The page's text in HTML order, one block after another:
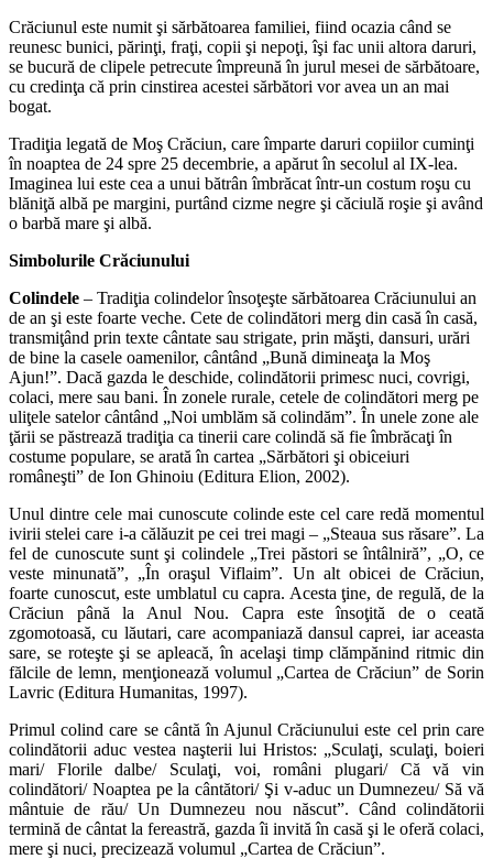
Crăciunul este numit şi sărbătoarea familiei, fiind ocazia când se
reunesc bunici, părinţi, fraţi, copii şi nepoţi, îşi fac unii altora daruri,
se bucură de clipele petrecute împreună în jurul mesei de sărbătoare,
cu credinţa că prin cinstirea acestei sărbători vor avea un an mai
bogat.
Tradiţia legată de Moş Crăciun, care împarte daruri copiilor cuminţi
în noaptea de 24 spre 25 decembrie, a apărut în secolul al IX-lea.
Imaginea lui este cea a unui bătrân îmbrăcat într-un costum roşu cu
blăniţă albă pe margini, purtând cizme negre şi căciulă roşie şi având
o barbă mare şi albă.
Simbolurile Crăciunului
Colindele – Tradiţia colindelor însoţeşte sărbătoarea Crăciunului an
de an şi este foarte veche. Cete de colindători merg din casă în casă,
transmiţând prin texte cântate sau strigate, prin măşti, dansuri, urări
de bine la casele oamenilor, cântând „Bună dimineaţa la Moş
Ajun!”. Dacă gazda le deschide, colindătorii primesc nuci, covrigi,
colaci, mere sau bani. În zonele rurale, cetele de colindători merg pe
uliţele satelor cântând „Noi umblăm să colindăm”. În unele zone ale
ţării se păstrează tradiţia ca tinerii care colindă să fie îmbrăcaţi în
costume populare, se arată în cartea „Sărbători şi obiceiuri
româneşti” de Ion Ghinoiu (Editura Elion, 2002).
Unul dintre cele mai cunoscute colinde este cel care redă momentul
ivirii stelei care i-a călăuzit pe cei trei magi – „Steaua sus răsare”. La
fel de cunoscute sunt şi colindele „Trei păstori se întâlniră”, „O, ce
veste minunată”, „În oraşul Viflaim”. Un alt obicei de Crăciun,
foarte cunoscut, este umblatul cu capra. Acesta ţine, de regulă, de la
Crăciun până la Anul Nou. Capra este însoţită de o ceată
zgomotoasă, cu lăutari, care acompaniază dansul caprei, iar aceasta
sare, se roteşte şi se apleacă, în acelaşi timp clămpănind ritmic din
fălcile de lemn, menţionează volumul „Cartea de Crăciun” de Sorin
Lavric (Editura Humanitas, 1997).
Primul colind care se cântă în Ajunul Crăciunului este cel prin care
colindătorii aduc vestea naşterii lui Hristos: „Sculaţi, sculaţi, boieri
mari/ Florile dalbe/ Sculaţi, voi, români plugari/ Că vă vin
colindători/ Noaptea pe la cântători/ Şi v-aduc un Dumnezeu/ Să vă
mântuie de rău/ Un Dumnezeu nou născut”. Când colindătorii
termină de cântat la fereastră, gazda îi invită în casă şi le oferă colaci,
mere şi nuci, precizează volumul „Cartea de Crăciun”.